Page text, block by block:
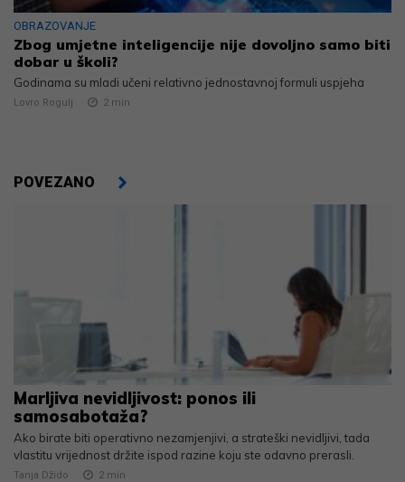
OBRAZOVANJE
Zbog umjetne inteligencije nije dovoljno samo biti
dobar u školi?
Godinama su mladi učeni relativno jednostavnoj formuli uspjeha
Lovro Rogulj 2 min
POVEZANO
Marljiva nevidljivost: ponos ili
samosabotaža?
Ako birate biti operativno nezamjenjivi, a strateški nevidljivi, tada
vlastitu vrijednost držite ispod razine koju ste odavno prerasli.
Tanja Džido 2 min